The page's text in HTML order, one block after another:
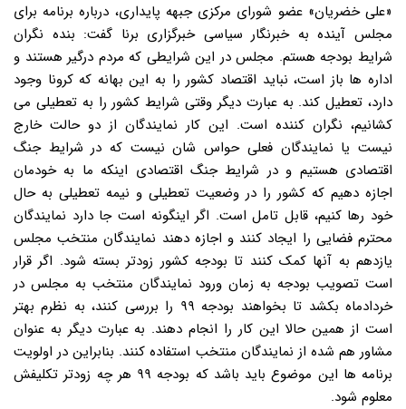
«علی خضریان» عضو شورای مرکزی جبهه پایداری، درباره برنامه برای
مجلس آینده به خبرنگار سیاسی خبرگزاری برنا گفت: بنده نگران
شرایط بودجه هستم. مجلس در این شرایطی که مردم درگیر هستند و
اداره ها باز است، نباید اقتصاد کشور را به این بهانه که کرونا وجود
دارد، تعطیل کند. به عبارت دیگر وقتی شرایط کشور را به تعطیلی می
کشانیم، نگران کننده است. این کار نمایندگان از دو حالت خارج
نیست یا نمایندگان فعلی حواس شان نیست که در شرایط جنگ
اقتصادی هستیم و در شرایط جنگ اقتصادی اینکه ما به خودمان
اجازه دهیم که کشور را در وضعیت تعطیلی و نیمه تعطیلی به حال
خود رها کنیم، قابل تامل است. اگر اینگونه است جا دارد نمایندگان
محترم فضایی را ایجاد کنند و اجازه دهند نمایندگان منتخب مجلس
یازدهم به آنها کمک کنند تا بودجه کشور زودتر بسته شود. اگر قرار
است تصویب بودجه به زمان ورود نمایندگان منتخب به مجلس در
خردادماه بکشد تا بخواهند بودجه ۹۹ را بررسی کنند، به نظرم بهتر
است از همین حالا این کار را انجام دهند. به عبارت دیگر به عنوان
مشاور هم شده از نمایندگان منتخب استفاده کنند. بنابراین در اولویت
برنامه ها این موضوع باید باشد که بودجه ۹۹ هر چه زودتر تکلیفش
معلوم شود.